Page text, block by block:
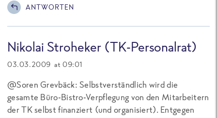
ANTWORTEN
Nikolai Stroheker (TK-Personalrat)
03.03.2009 at 09:01
@Soren Grevbäck: Selbstverständlich wird die
gesamte Büro-Bistro-Verpflegung von den Mitarbeitern
der TK selbst finanziert (und organisiert). Entgegen